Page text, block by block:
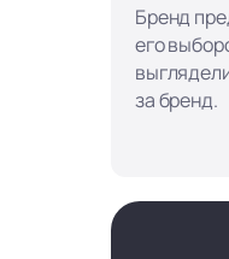
Бренд
его
за бренд.